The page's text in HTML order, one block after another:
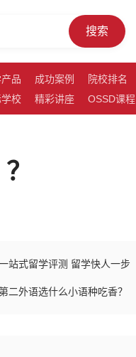
搜索
品 成功案例
院校排名
学校
精彩讲座 OSSD课程
站式留学评测 留学快人一步
二外语选什么小语种吃香？